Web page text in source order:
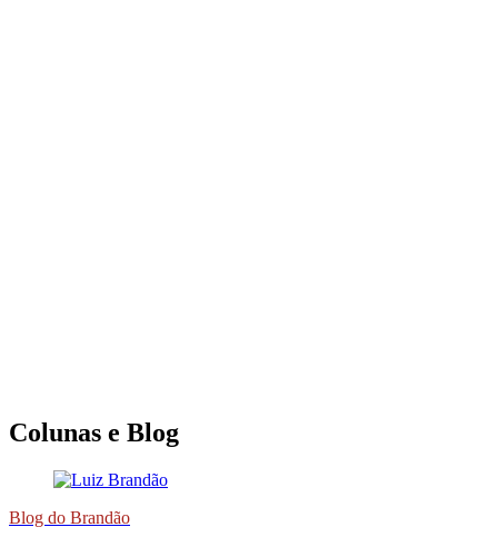
Colunas e Blog
Blog do Brandão